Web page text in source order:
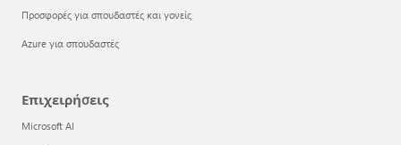
Προσφορές για σπουδαστές και γονείς
Azure για σπουδαστές
Επιχειρήσεις
Microsoft AI